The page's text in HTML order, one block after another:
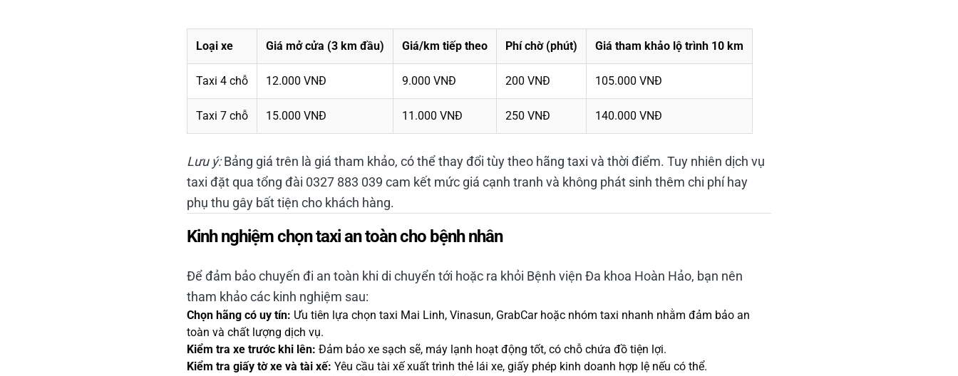
Loại xe Giá mở cửa (3 km đầu) Giá/km tiếp theo Phí chờ (phút) Giá tham khảo lộ trình 10 km
Taxi 4 chỗ 12.000 VNĐ 9.000 VNĐ 200 VNĐ 105.000 VNĐ
Taxi 7 chỗ 15.000 VNĐ 11.000 VNĐ 250 VNĐ 140.000 VNĐ
Lưu ý:Bảng giá trên là giá tham khảo, có thể thay đổi tùy theo hãng taxi và thời điểm. Tuy nhiên dịch vụ
taxi đặt qua tổng đài 0327 883 039 cam kết mức giá cạnh tranh và không phát sinh thêm chi phí hay
phụ thu gây bất tiện cho khách hàng.
Kinh nghiệm chọn taxi an toàn cho bệnh nhân
Để đảm bảo chuyến đi an toàn khi di chuyển tới hoặc ra khỏi Bệnh viện Đa khoa Hoàn Hảo, bạn nên
tham khảo các kinh nghiệm sau:
Chọn hãng có uy tín: Ưu tiên lựa chọn taxi Mai Linh, Vinasun, GrabCar hoặc nhóm taxi nhanh nhằm đảm bảo an
toàn và chất lượng dịch vụ.
Kiểm tra xe trước khi lên: Đảm bảo xe sạch sẽ, máy lạnh hoạt động tốt, có chỗ chứa đồ tiện lợi.
Kiểm tra giấy tờ xe và tài xế: Yêu cầu tài xế xuất trình thẻ lái xe, giấy phép kinh doanh hợp lệ nếu có thể.